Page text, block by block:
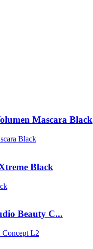
Mascara Black
Black
Beauty C...